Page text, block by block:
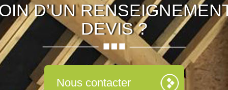
D’UN
DEVIS ?
Nous contacter